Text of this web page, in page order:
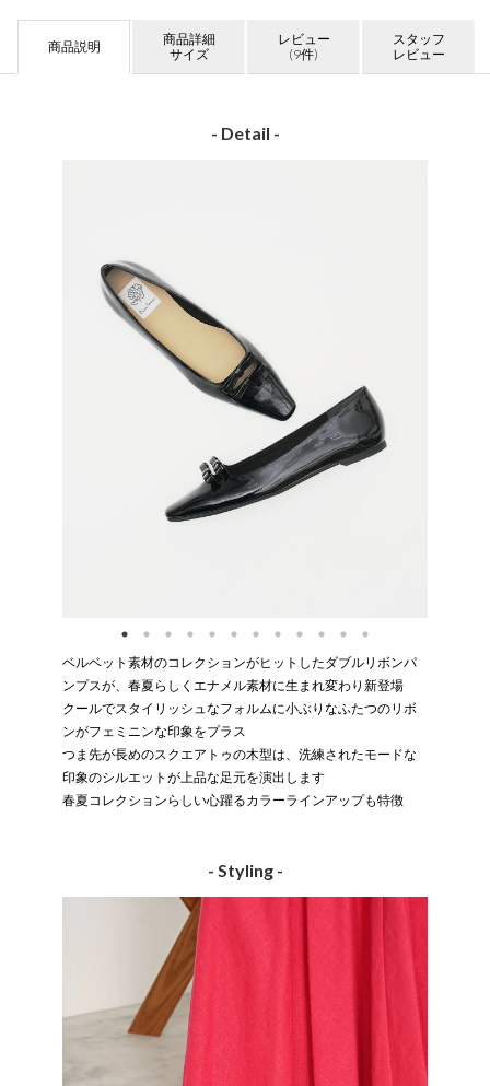
商品説明
商品詳細
サイズ
レビュー
(9件)
スタッフ
レビュー
- Detail -
ベルベット素材のコレクションがヒットしたダブルリボンパ
ンプスが、春夏らしくエナメル素材に生まれ変わり新登場
クールでスタイリッシュなフォルムに小ぶりなふたつのリボ
ンがフェミニンな印象をプラス
つま先が長めのスクエアトゥの木型は、洗練されたモードな
印象のシルエットが上品な足元を演出します
春夏コレクションらしい心躍るカラーラインアップも特徴
- Styling -